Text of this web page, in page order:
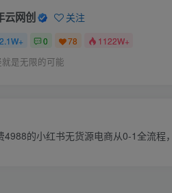
云网创 关注
2.1W+ 0 78 1122W+
就是无限的可能
4988的小红书无货源电商从0-1全流程